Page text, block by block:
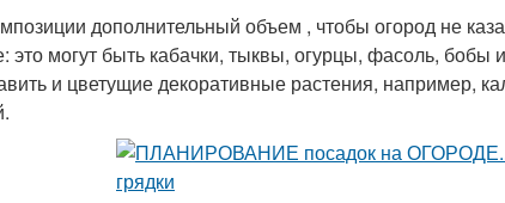
дополнительный объем , чтобы огород не
это могут быть кабачки, тыквы, огурцы, фасоль, бобы
и цветущие декоративные растения, например,